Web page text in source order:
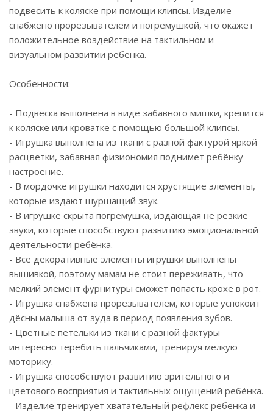
подвесить к коляске при помощи клипсы. Изделие
снабжено прорезывателем и погремушкой, что окажет
положительное воздействие на тактильном и
визуальном развитии ребенка.
Особенности:
- Подвеска выполнена в виде забавного мишки, крепится
к коляске или кроватке с помощью большой клипсы.
- Игрушка выполнена из ткани с разной фактурой яркой
расцветки, забавная физиономия поднимет ребёнку
настроение.
- В мордочке игрушки находится хрустящие элементы,
которые издают шуршащий звук.
- В игрушке скрыта погремушка, издающая не резкие
звуки, которые способствуют развитию эмоциональной
деятельности ребёнка.
- Все декоративные элементы игрушки выполнены
вышивкой, поэтому мамам не стоит переживать, что
мелкий элемент фурнитуры сможет попасть крохе в рот.
- Игрушка снабжена прорезывателем, которые успокоит
дёсны малыша от зуда в период появления зубов.
- Цветные петельки из ткани с разной фактуры
интересно теребить пальчиками, тренируя мелкую
моторику.
- Игрушка способствуют развитию зрительного и
цветового восприятия и тактильных ощущений ребёнка.
- Изделие тренирует хватательный рефлекс ребёнка и